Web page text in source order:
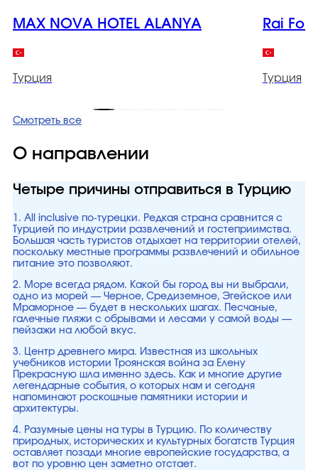
MAX NOVA HOTEL ALANYA
Турция
Rai
Турция
Смотреть все
О направлении
Четыре причины отправиться в Турцию
1. All inclusive по-турецки. Редкая страна сравнится с
Турцией по индустрии развлечений и гостеприимства.
Большая часть туристов отдыхает на территории отелей,
поскольку местные программы развлечений и обильное
питание это позволяют.
2. Море всегда рядом. Какой бы город вы ни выбрали,
одно из морей — Черное, Средиземное, Эгейское или
Мраморное — будет в нескольких шагах. Песчаные,
галечные пляжи с обрывами и лесами у самой воды —
пейзажи на любой вкус.
3. Центр древнего мира. Известная из школьных
учебников истории Троянская война за Елену
Прекрасную шла именно здесь. Как и многие другие
легендарные события, о которых нам и сегодня
напоминают роскошные памятники истории и
архитектуры.
4. Разумные цены на туры в Турцию. По количеству
природных, исторических и культурных богатств Турция
оставляет позади многие европейские государства, а
вот по уровню цен заметно отстает.